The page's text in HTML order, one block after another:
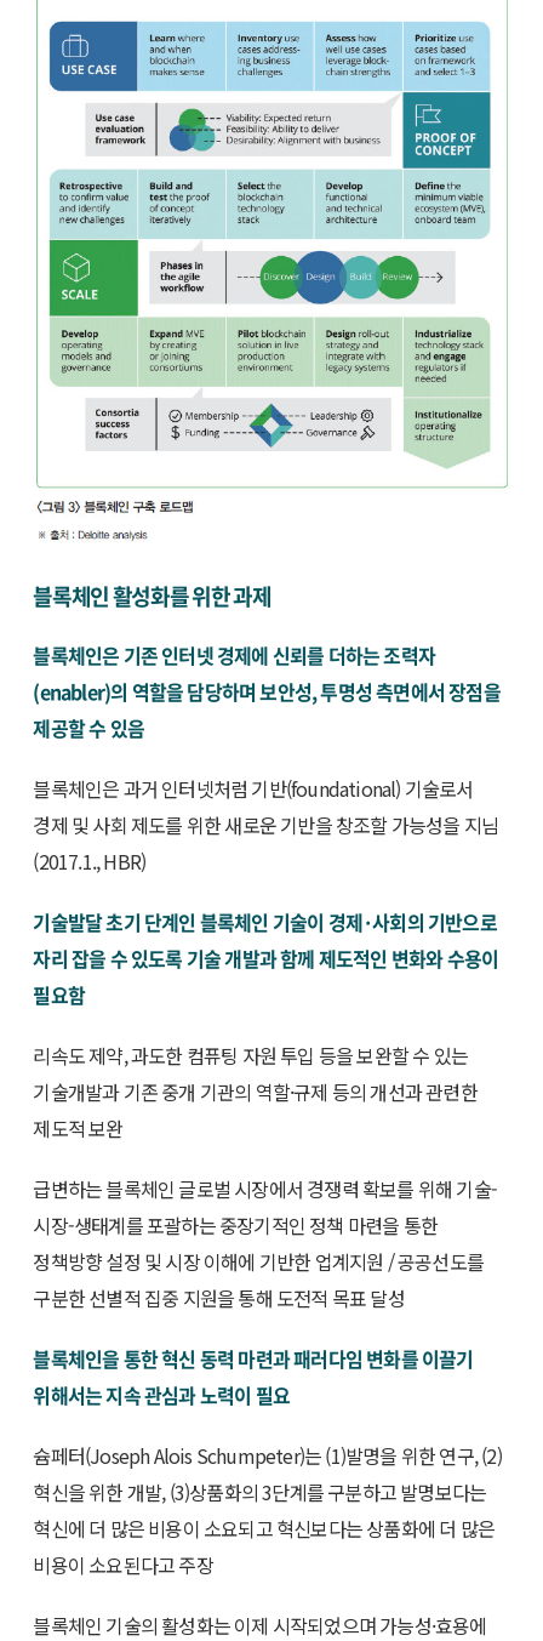
블록체인 활성화를 위한 과제
블록체인은 기존 인터넷 경제에 신뢰를 더하는 조력자
(enabler)의 역할을 담당하며 보안성, 투명성 측면에서 장점을
제공할 수 있음
블록체인은 과거 인터넷처럼 기반(foundational) 기술로서
경제 및 사회 제도를 위한 새로운 기반을 창조할 가능성을 지님
(2017.1., HBR)
기술발달 초기 단계인 블록체인 기술이 경제·사회의 기반으로
자리 잡을 수 있도록 기술 개발과 함께 제도적인 변화와 수용이
필요함
리속도 제약, 과도한 컴퓨팅 자원 투입 등을 보완할 수 있는
기술개발과 기존 중개 기관의 역할·규제 등의 개선과 관련한
제도적 보완
급변하는 블록체인 글로벌 시장에서 경쟁력 확보를 위해 기술-
시장-생태계를 포괄하는 중장기적인 정책 마련을 통한
정책방향 설정 및 시장 이해에 기반한 업계지원 / 공공선도를
구분한 선별적 집중 지원을 통해 도전적 목표 달성
블록체인을 통한 혁신 동력 마련과 패러다임 변화를 이끌기
위해서는 지속 관심과 노력이 필요
슘페터(Joseph Alois Schumpeter)는 (1)발명을 위한 연구, (2)
혁신을 위한 개발, (3)상품화의 3단계를 구분하고 발명보다는
혁신에 더 많은 비용이 소요되고 혁신보다는 상품화에 더 많은
비용이 소요된다고 주장
블록체인 기술의 활성화는 이제 시작되었으며 가능성·효용에